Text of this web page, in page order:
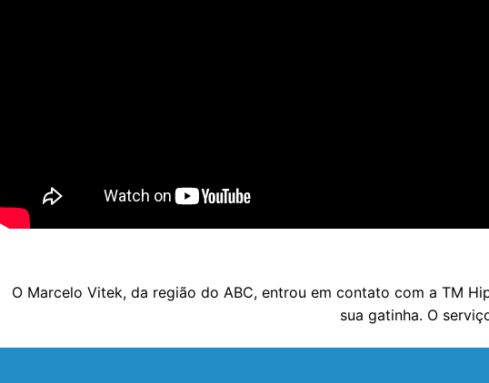
O Marcelo Vitek, da região do ABC, entrou em contato com a TM
sua gatinha. O